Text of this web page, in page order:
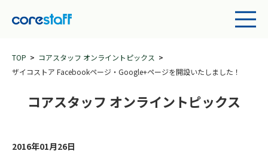
TOP
コアスタッフ オンライントピックス
ザイコストア Facebookページ・Google+ページを開設いたしました！
コアスタッフ オンライントピックス
2016年01月26日